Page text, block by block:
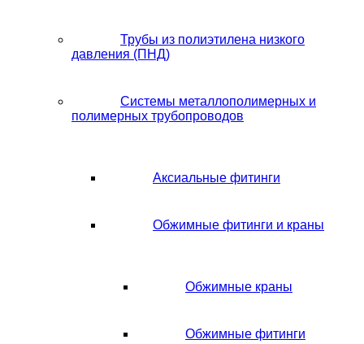
Трубы из полиэтилена низкого
давления (ПНД)
Системы металлополимерных и
полимерных трубопроводов
Аксиальные фитинги
Обжимные фитинги и краны
Обжимные краны
Обжимные фитинги